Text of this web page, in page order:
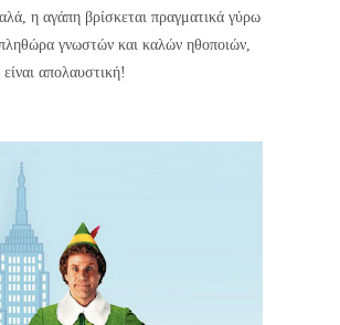
η αγάπη βρίσκεται πραγματικά γύρω
γνωστών και καλών ηθοποιών,
απολαυστική!